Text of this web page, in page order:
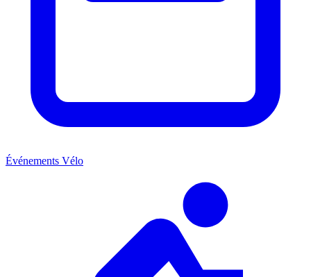
Événements Vélo